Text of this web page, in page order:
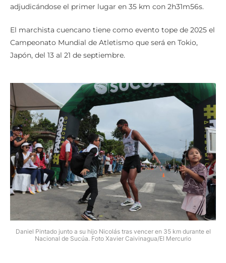
adjudicándose el primer lugar en 35 km con 2h31m56s.
El marchista cuencano tiene como evento tope de 2025 el
Campeonato Mundial de Atletismo que será en Tokio,
Japón, del 13 al 21 de septiembre.
Daniel Pintado junto a su hijo Nicolás tras vencer en 35 km durante el
Nacional de Sucúa. Foto Xavier Caivinagua/El Mercurio